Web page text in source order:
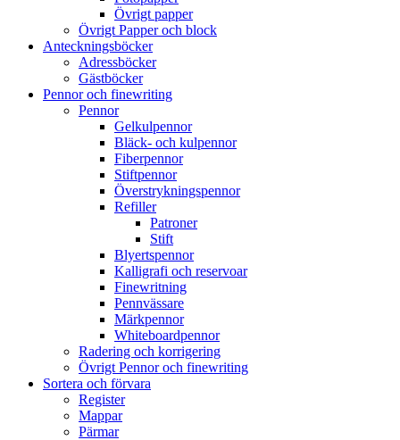
Övrigt papper
Övrigt Papper och block
Anteckningsböcker
Adressböcker
Gästböcker
Pennor och finewriting
Pennor
Gelkulpennor
Bläck- och kulpennor
Fiberpennor
Stiftpennor
Överstrykningspennor
Refiller
Patroner
Stift
Blyertspennor
Kalligrafi och reservoar
Finewritning
Pennvässare
Märkpennor
Whiteboardpennor
Radering och korrigering
Övrigt Pennor och finewriting
Sortera och förvara
Register
Mappar
Pärmar